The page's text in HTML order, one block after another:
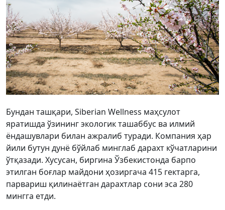
Бундан ташқари, Siberian Wellness маҳсулот
яратишда ўзининг экологик ташаббус ва илмий
ёндашувлари билан ажралиб туради. Компания ҳар
йили бутун дунё бўйлаб минглаб дарахт кўчатларини
ўтқазади. Хусусан, биргина Ўзбекистонда барпо
этилган боғлар майдони ҳозиргача 415 гектарга,
парвариш қилинаётган дарахтлар сони эса 280
мингга етди.